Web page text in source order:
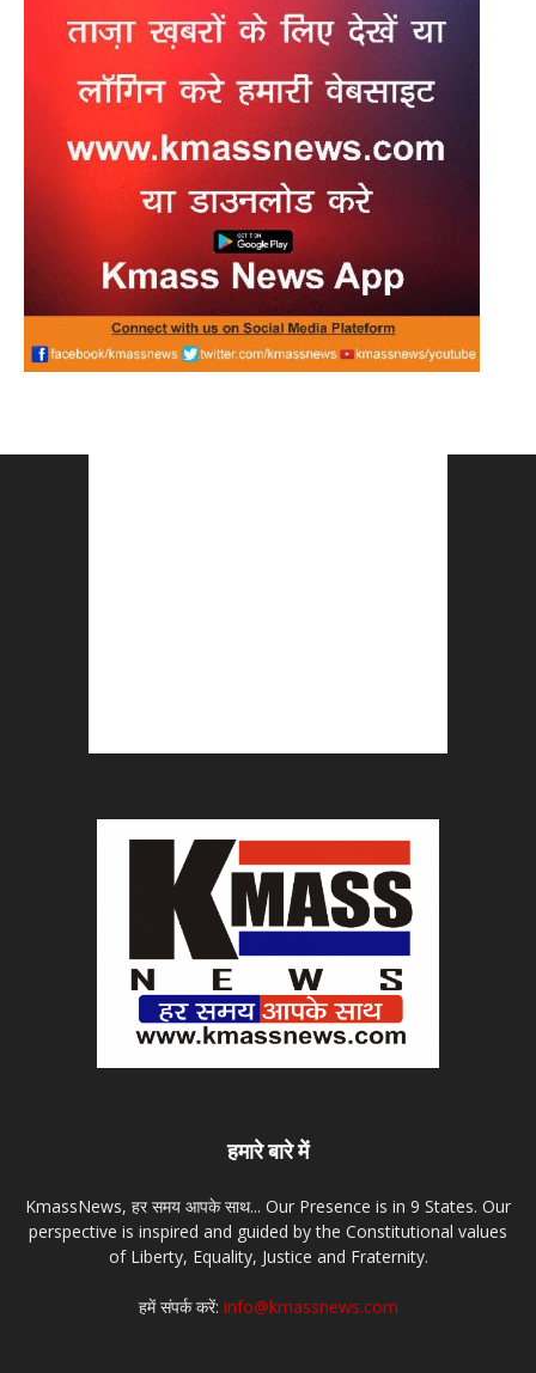
हमारे बारे में
KmassNews, हर समय आपके साथ... Our Presence is in 9 States. Our
perspective is inspired and guided by the Constitutional values
of Liberty, Equality, Justice and Fraternity.
हमें संपर्क करें: info@kmassnews.com